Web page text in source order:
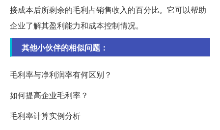
接成本后所剩余的毛利占销售收入的百分比。它可以帮助
企业了解其盈利能力和成本控制情况。
其他小伙伴的相似问题：
毛利率与净利润率有何区别？
如何提高企业毛利率？
毛利率计算实例分析